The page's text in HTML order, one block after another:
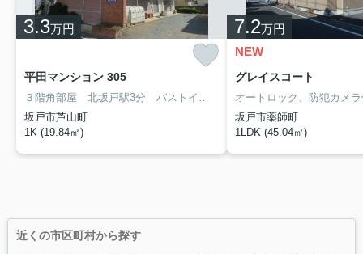
3.3万円
平田マンション 305
坂戸市芦山町
1K (19.84㎡)
7.2万円
NEW
グレイスコート
坂戸市薬師町
1LDK (45.04㎡)
近くの市区町村から探す